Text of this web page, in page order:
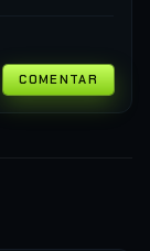
COMENTAR